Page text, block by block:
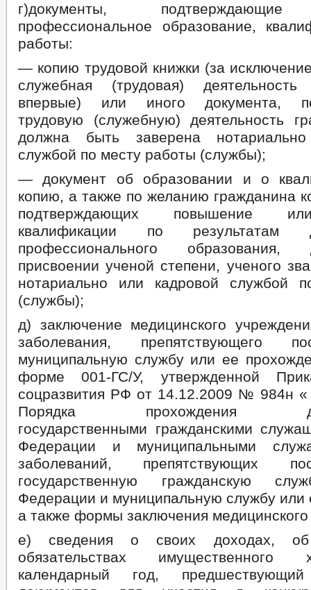
г)документы, подтверждающие
профессиональное образование,
работы:
— копию трудовой книжки (за
служебная (трудовая) деятельность
впервые) или иного документа,
трудовую (служебную) деятельность
должна быть заверена
службой по месту работы (службы);
— документ об образовании и о
копию, а также по желанию гражданина
подтверждающих повышение
квалификации по результатам
профессионального
присвоении ученой степени, ученого
нотариально или кадровой службой
(службы);
д) заключение медицинского
заболевания, препятствующего
муниципальную службу или ее
форме 001-ГС/У, утвержденной
соцразвития РФ от 14.12.2009 № 984н
Порядка прохождения
государственными гражданскими
Федерации и муниципальными
заболеваний, препятствующих
государственную гражданскую
Федерации и муниципальную службу
а также формы заключения
е) сведения о своих доходах,
обязательствах имущественного
календарный год,